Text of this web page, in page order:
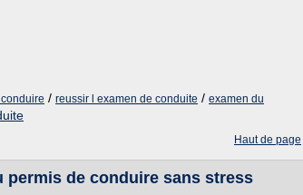
/ reussir l examen de conduite / examen du
Haut de page
permis de conduire sans stress